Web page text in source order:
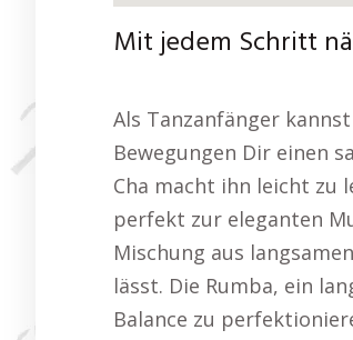
Mit jedem Schritt
Als Tanzanfänger
Bewegungen Dir einen
Cha macht ihn leicht zu
perfekt zur eleganten
Mischung aus
lässt. Die Rumba, ein
Balance zu